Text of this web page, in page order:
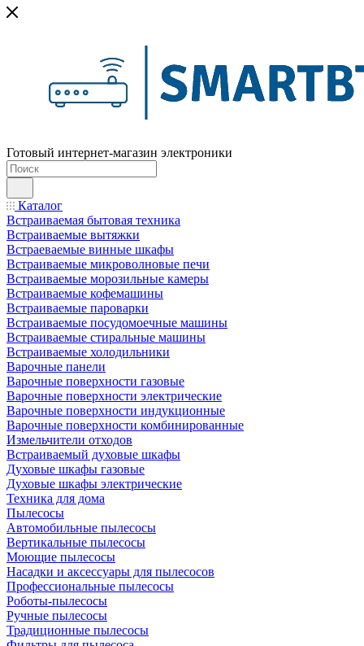
Готовый интернет-магазин электроники
Каталог
Встраиваемая бытовая техника
Встраиваемые вытяжки
Встраеваемые винные шкафы
Встраиваемые микроволновые печи
Встраиваемые морозильные камеры
Встраиваемые кофемашины
Встраиваемые пароварки
Встраиваемые посудомоечные машины
Встраиваемые стиральные машины
Встраиваемые холодильники
Варочные панели
Варочные поверхности газовые
Варочные поверхности электрические
Варочные поверхности индукционные
Варочные поверхности комбинированные
Измельчители отходов
Встраиваемый духовые шкафы
Духовые шкафы газовые
Духовые шкафы электрические
Техника для дома
Пылесосы
Автомобильные пылесосы
Вертикальные пылесосы
Моющие пылесосы
Насадки и аксессуары для пылесосов
Профессиональные пылесосы
Роботы-пылесосы
Ручные пылесосы
Традиционные пылесосы